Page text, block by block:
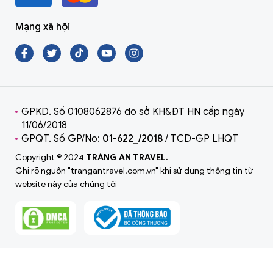
Mạng xã hội
GPKD. Số 0108062876 do sở KH&ĐT HN cấp ngày
11/06/2018
GPQT. Số GP/No: 01-622_/2018 / TCD-GP LHQT
Copyright © 2024 TRÀNG AN TRAVEL.
Ghi rõ nguồn "trangantravel.com.vn" khi sử dụng thông tin từ
website này của chúng tôi